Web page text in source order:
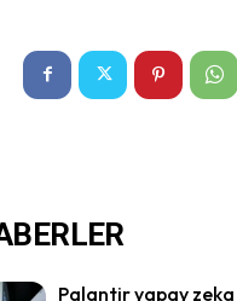
Palantir yapay